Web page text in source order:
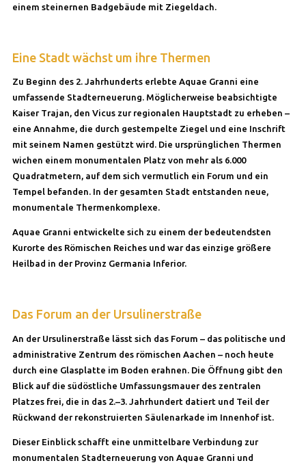
einem steinernen Badgebäude mit Ziegeldach.
Eine Stadt wächst um ihre Thermen
Zu Beginn des 2. Jahrhunderts erlebte Aquae Granni eine
umfassende Stadterneuerung. Möglicherweise beabsichtigte
Kaiser Trajan, den Vicus zur regionalen Hauptstadt zu erheben –
eine Annahme, die durch gestempelte Ziegel und eine Inschrift
mit seinem Namen gestützt wird. Die ursprünglichen Thermen
wichen einem monumentalen Platz von mehr als 6.000
Quadratmetern, auf dem sich vermutlich ein Forum und ein
Tempel befanden. In der gesamten Stadt entstanden neue,
monumentale Thermenkomplexe.
Aquae Granni entwickelte sich zu einem der bedeutendsten
Kurorte des Römischen Reiches und war das einzige größere
Heilbad in der Provinz Germania Inferior.
Das Forum an der Ursulinerstraße
An der Ursulinerstraße lässt sich das Forum – das politische und
administrative Zentrum des römischen Aachen – noch heute
durch eine Glasplatte im Boden erahnen. Die Öffnung gibt den
Blick auf die südöstliche Umfassungsmauer des zentralen
Platzes frei, die in das 2.–3. Jahrhundert datiert und Teil der
Rückwand der rekonstruierten Säulenarkade im Innenhof ist.
Dieser Einblick schafft eine unmittelbare Verbindung zur
monumentalen Stadterneuerung von Aquae Granni und